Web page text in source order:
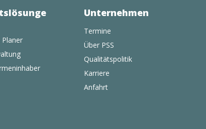
Unternehmen
Termine
Über PSS
Qualitätspolitik
Karriere
Anfahrt